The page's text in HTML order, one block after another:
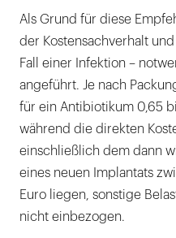
Als Grund für diese
der Kostensachverhalt
Fall einer Infektion –
angeführt. Je nach
für ein Antibiotikum 0,65
während die direkten
einschließlich dem dann
eines neuen Implantats
Euro liegen, sonstige
nicht einbezogen.